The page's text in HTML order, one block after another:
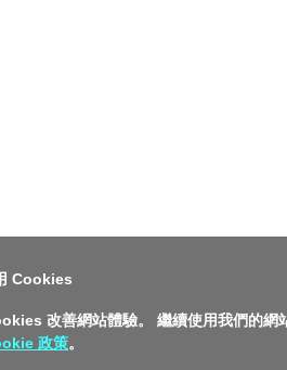
Cookies
改善網站體驗。 繼續使用我們的網
政策。